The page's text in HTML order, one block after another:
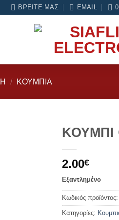
εγγύηση σε κάθε εργασία Service
ΒΡΕΊΤΕ ΜΑΣ EMAIL
/ ΚΟΥΜΠΙΆ
ΚΟΥΜΠΙ
2.00€
Εξαντλημένο
Κωδικός προϊόντος:
Κατηγορίες: